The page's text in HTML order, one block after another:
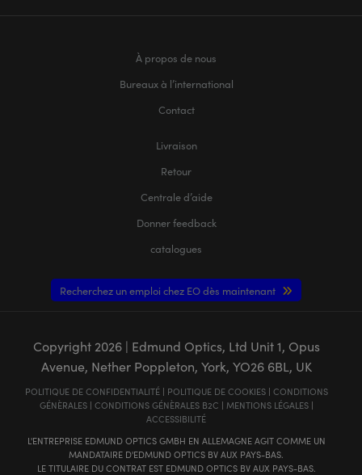
À propos de nous
Bureaux à l’international
Contact
Livraison
Retour
Centrale d’aide
Donner feedback
catalogues
Recherchez un emploi chez EO dès maintenant
Copyright 2026| Edmund Optics, Ltd Unit 1, Opus
Avenue, Nether Poppleton, York, YO26 6BL, UK
POLITIQUE DE CONFIDENTIALITÉ| POLITIQUE DE COOKIES| CONDITIONS
GÉNÈRALES| CONDITIONS GÉNÈRALES B2C | MENTIONS LÉGALES|
ACCESSIBILITÉ
L'ENTREPRISE EDMUND OPTICS GMBH EN ALLEMAGNE AGIT COMME UN
MANDATAIRE D'EDMUND OPTICS BV AUX PAYS-BAS.
LE TITULAIRE DU CONTRAT EST EDMUND OPTICS BV AUX PAYS-BAS.